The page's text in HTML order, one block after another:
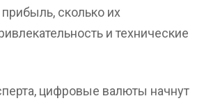
сколько их
и технические
цифровые валюты начнут